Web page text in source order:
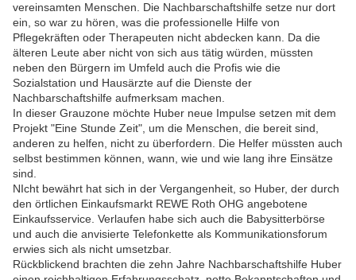
vereinsamten Menschen. Die Nachbarschaftshilfe setze nur dort
ein, so war zu hören, was die professionelle Hilfe von
Pflegekräften oder Therapeuten nicht abdecken kann. Da die
älteren Leute aber nicht von sich aus tätig würden, müssten
neben den Bürgern im Umfeld auch die Profis wie die
Sozialstation und Hausärzte auf die Dienste der
Nachbarschaftshilfe aufmerksam machen.
In dieser Grauzone möchte Huber neue Impulse setzen mit dem
Projekt "Eine Stunde Zeit", um die Menschen, die bereit sind,
anderen zu helfen, nicht zu überfordern. Die Helfer müssten auch
selbst bestimmen können, wann, wie und wie lang ihre Einsätze
sind.
NIcht bewährt hat sich in der Vergangenheit, so Huber, der durch
den örtlichen Einkaufsmarkt REWE Roth OHG angebotene
Einkaufsservice. Verlaufen habe sich auch die Babysitterbörse
und auch die anvisierte Telefonkette als Kommunikationsforum
erwies sich als nicht umsetzbar.
Rückblickend brachten die zehn Jahre Nachbarschaftshilfe Huber